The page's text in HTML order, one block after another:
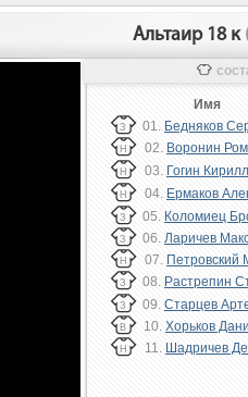
Альтаир 18 к
Имя
З 01. Бедняков
Н 02. Воронин
Н 03. Гогин Кирилл
Н 04. Ермаков
З 05. Коломиец
З 06. Ларичев
Н 07. Петровский
З 08. Растрепин
З 09. Старцев
В 10. Хорьков
Н 11. Шадричев